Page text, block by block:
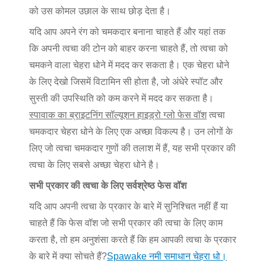
को उस कोमल उछाल के साथ छोड़ देता है।
यदि आप अपने रंग को चमकदार बनाना चाहते हैं और यहां तक
कि अपनी त्वचा की टोन को बाहर करना चाहते हैं, तो त्वचा को
चमकने वाला चेहरा धोने में मदद कर सकता है। एक चेहरा धोने
के लिए देखो जिसमें विटामिन सी होता है, जो अंधेरे स्पॉट और
सुस्ती की उपस्थिति को कम करने में मदद कर सकता है।
स्पावाक का ब्राइटनिंग सॉल्यूशन हाइड्रो ग्लो फेस वॉशत्वचा
चमकदार चेहरा धोने के लिए एक अच्छा विकल्प है। उन लोगों के
लिए जो त्वचा चमकदार गुणों की तलाश में हैं, यह सभी प्रकार की
त्वचा के लिए सबसे अच्छा चेहरा धोने है।
सभी प्रकार की त्वचा के लिए सर्वश्रेष्ठ फेस वॉश
यदि आप अपनी त्वचा के प्रकार के बारे में सुनिश्चित नहीं हैं या
चाहते हैं कि फेस वॉश जो सभी प्रकार की त्वचा के लिए काम
करता है, तो हम अनुशंसा करते हैं कि हम आपकी त्वचा के प्रकार
के बारे में क्या सोचते हैं?Spawake नमी समाधान चेहरा धो।